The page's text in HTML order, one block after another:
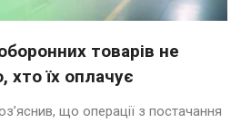
товарів не
хто їх оплачує
що операції з постачання